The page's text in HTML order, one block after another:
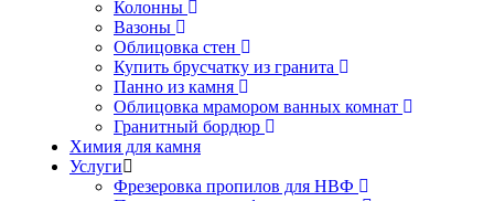
Колонны
Вазоны
Облицовка стен
Купить брусчатку из гранита
Панно из камня
Облицовка мрамором ванных комнат
Гранитный бордюр
Химия для камня
Услуги
Фрезеровка пропилов для НВФ